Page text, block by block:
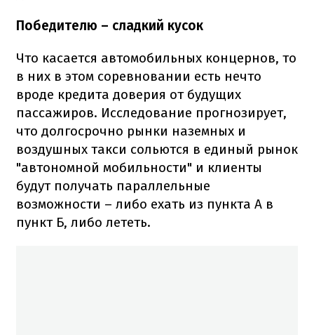
Победителю – сладкий кусок
Что касается автомобильных концернов, то
в них в этом соревновании есть нечто
вроде кредита доверия от будущих
пассажиров. Исследование прогнозирует,
что долгосрочно рынки наземных и
воздушных такси сольются в единый рынок
"автономной мобильности" и клиенты
будут получать параллельные
возможности – либо ехать из пункта А в
пункт Б, либо лететь.